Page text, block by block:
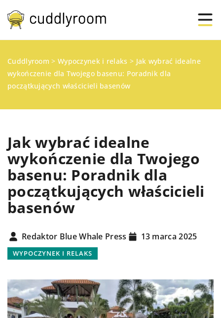
Cuddlyroom > Wypoczynek i relaks > Jak wybrać idealne
wykończenie dla Twojego basenu: Poradnik dla
początkujących właścicieli basenów
Jak wybrać idealne
wykończenie dla Twojego
basenu: Poradnik dla
początkujących właścicieli
basenów
Redaktor Blue Whale Press 13 marca 2025
WYPOCZYNEK I RELAKS